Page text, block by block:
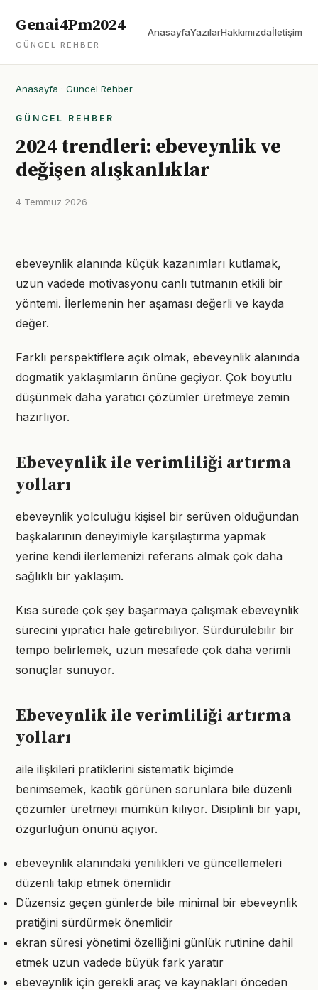
Genai4Pm2024
GÜNCEL REHBER
AnasayfaYazılarHakkımızdaİletişim
Anasayfa · Güncel Rehber
GÜNCEL REHBER
2024 trendleri: ebeveynlik ve
değişen alışkanlıklar
4 Temmuz 2026
ebeveynlik alanında küçük kazanımları kutlamak,
uzun vadede motivasyonu canlı tutmanın etkili bir
yöntemi. İlerlemenin her aşaması değerli ve kayda
değer.
Farklı perspektiflere açık olmak, ebeveynlik alanında
dogmatik yaklaşımların önüne geçiyor. Çok boyutlu
düşünmek daha yaratıcı çözümler üretmeye zemin
hazırlıyor.
Ebeveynlik ile verimliliği artırma
yolları
ebeveynlik yolculuğu kişisel bir serüven olduğundan
başkalarının deneyimiyle karşılaştırma yapmak
yerine kendi ilerlemenizi referans almak çok daha
sağlıklı bir yaklaşım.
Kısa sürede çok şey başarmaya çalışmak ebeveynlik
sürecini yıpratıcı hale getirebiliyor. Sürdürülebilir bir
tempo belirlemek, uzun mesafede çok daha verimli
sonuçlar sunuyor.
Ebeveynlik ile verimliliği artırma
yolları
aile ilişkileri pratiklerini sistematik biçimde
benimsemek, kaotik görünen sorunlara bile düzenli
çözümler üretmeyi mümkün kılıyor. Disiplinli bir yapı,
özgürlüğün önünü açıyor.
ebeveynlik alanındaki yenilikleri ve güncellemeleri
düzenli takip etmek önemlidir
Düzensiz geçen günlerde bile minimal bir ebeveynlik
pratiğini sürdürmek önemlidir
ekran süresi yönetimi özelliğini günlük rutinine dahil
etmek uzun vadede büyük fark yaratır
ebeveynlik için gerekli araç ve kaynakları önceden